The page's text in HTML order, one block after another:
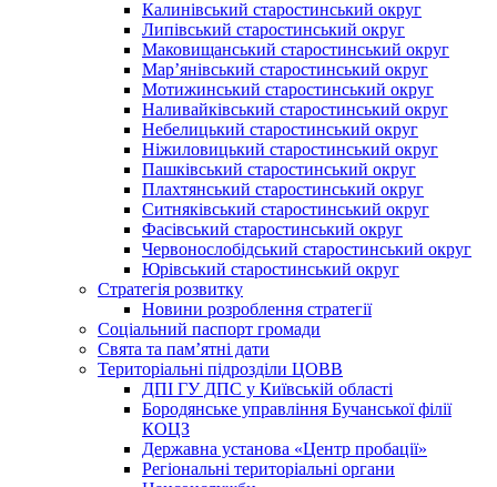
Калинівський старостинський округ
Липівський старостинський округ
Маковищанський старостинський округ
Мар’янівський старостинський округ
Мотижинський старостинський округ
Наливайківський старостинський округ
Небелицький старостинський округ
Ніжиловицький старостинський округ
Пашківський старостинський округ
Плахтянський старостинський округ
Ситняківський старостинський округ
Фасівський старостинський округ
Червонослобідський старостинський округ
Юрівський старостинський округ
Стратегія розвитку
Новини розроблення стратегії
Соціальний паспорт громади
Свята та пам’ятні дати
Територіальні підрозділи ЦОВВ
ДПІ ГУ ДПС у Київській області
Бородянське управління Бучанської філії
КОЦЗ
Державна установа «Центр пробації»
Регіональні територіальні органи